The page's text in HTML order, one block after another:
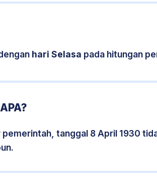
hari Selasa pada hitungan
tanggal 8 April 1930